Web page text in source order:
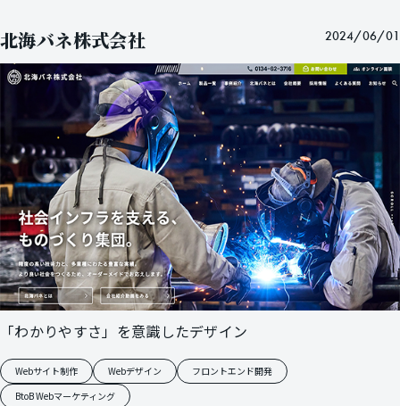
北海バネ株式会社 2024/06/01
「わかりやすさ」を意識したデザイン
Webサイト制作 Webデザイン
フロントエンド開発
BtoB Webマーケティング